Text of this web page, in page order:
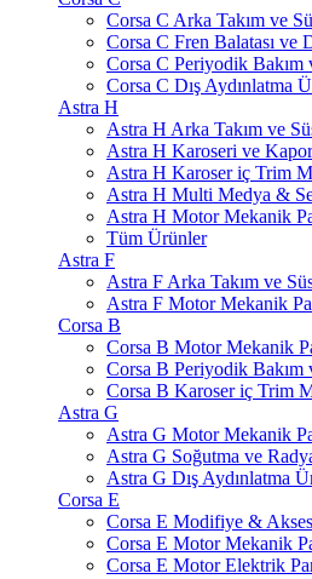
Corsa C Arka Takım ve
Corsa C Fren Balatası ve
Corsa C Periyodik Bakım
Corsa C Dış Aydınlatma
Astra H
Astra H Arka Takım ve
Astra H Karoseri ve
Astra H Karoser iç Trim
Astra H Multi Medya &
Astra H Motor Mekanik
Tüm Ürünler
Astra F
Astra F Arka Takım ve
Astra F Motor Mekanik
Corsa B
Corsa B Motor Mekanik
Corsa B Periyodik Bakım
Corsa B Karoser iç Trim
Astra G
Astra G Motor Mekanik
Astra G Soğutma ve
Astra G Dış Aydınlatma
Corsa E
Corsa E Modifiye &
Corsa E Motor Mekanik
Corsa E Motor Elektrik